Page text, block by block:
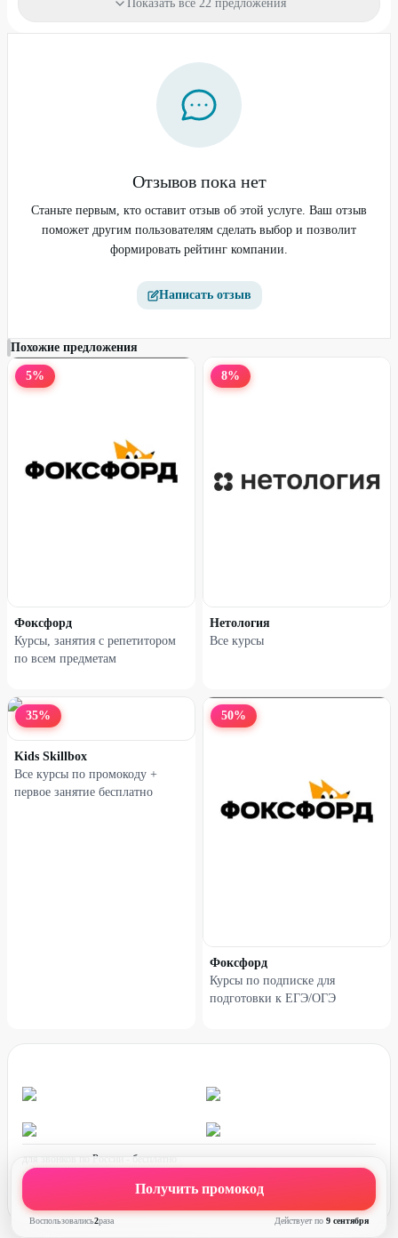
Получить промокод
Воспользовались2раза Действует по 9 сентября
тестированию + ИИ»
Курс «Как стать продавцом на
с нуля до PRO»
50%
Показать все 22 предложения
Отзывов пока нет
Станьте первым, кто оставит отзыв об этой услуге. Ваш отзыв
поможет другим пользователям сделать выбор и позволит
формировать рейтинг компании.
Написать отзыв
Похожие предложения
5%
Фоксфорд
Курсы, занятия с репетитором
по всем предметам
8%
Нетология
Все курсы
35%
Kids Skillbox
Все курсы по промокоду +
первое занятие бесплатно
50%
Фоксфорд
Курсы по подписке для
подготовки к ЕГЭ/ОГЭ
для звонков по России - бесплатно
график работы:
ПН-ПТ с 08:00 до 17:00 (по МСК)